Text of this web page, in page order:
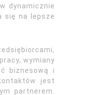
dynamicznie
się na lepsze
wymiany
biznesową i
jest
partnerem.